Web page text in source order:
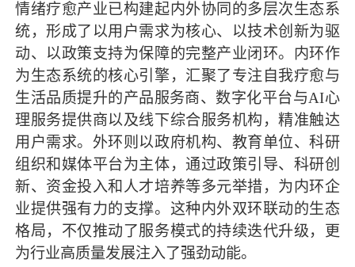
情绪疗愈产业已构建起内外协同的多层次生态系
统，形成了以用户需求为核心、以技术创新为驱
动、以政策支持为保障的完整产业闭环。内环作
为生态系统的核心引擎，汇聚了专注自我疗愈与
生活品质提升的产品服务商、数字化平台与AI心
理服务提供商以及线下综合服务机构，精准触达
用户需求。外环则以政府机构、教育单位、科研
组织和媒体平台为主体，通过政策引导、科研创
新、资金投入和人才培养等多元举措，为内环企
业提供强有力的支撑。这种内外双环联动的生态
格局，不仅推动了服务模式的持续迭代升级，更
为行业高质量发展注入了强劲动能。